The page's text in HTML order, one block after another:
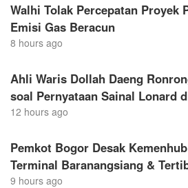
Walhi Tolak Percepatan Proyek
Emisi Gas Beracun
8 hours ago
Ahli Waris Dollah Daeng
soal Pernyataan Sainal Lonard
12 hours ago
Pemkot Bogor Desak
Terminal Baranangsiang &
9 hours ago